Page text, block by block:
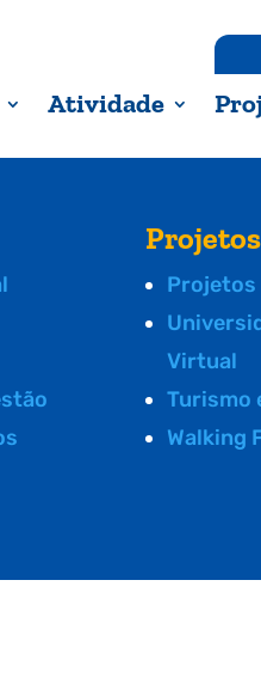
Atividade
Projetos
Projetos
Virtual
Turismo
Walking